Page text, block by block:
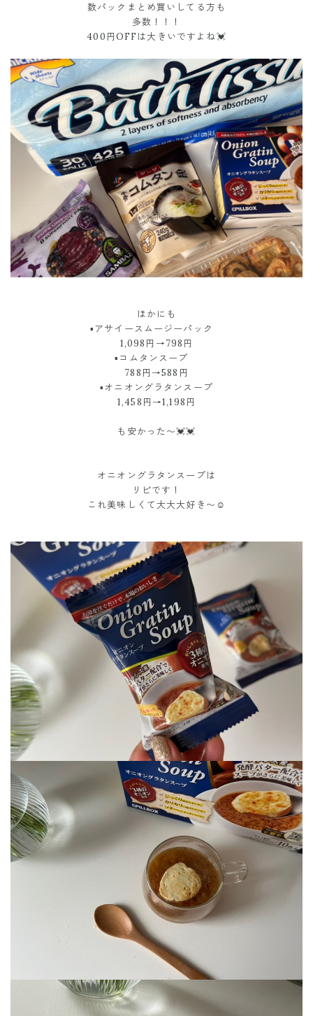
数パックまとめ買いしてる方も
多数！！！
400円OFFは大きいですよね💓
ほかにも
▪︎アサイースムージーパック
1,098円→798円
▪︎コムタンスープ
788円→588円
▪︎オニオングラタンスープ
1,458円→1,198円
も安かった〜💓💓
オニオングラタンスープは
リピです！
これ美味しくて大大大好き〜☺️